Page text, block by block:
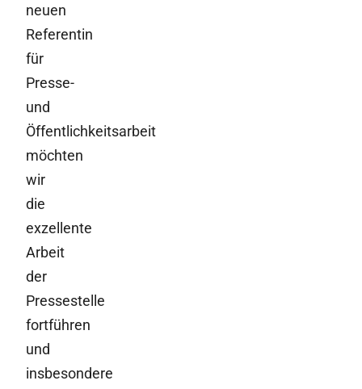
neuen
Referentin
für
Presse-
und
Öffentlichkeitsarbeit
möchten
wir
die
exzellente
Arbeit
der
Pressestelle
fortführen
und
insbesondere